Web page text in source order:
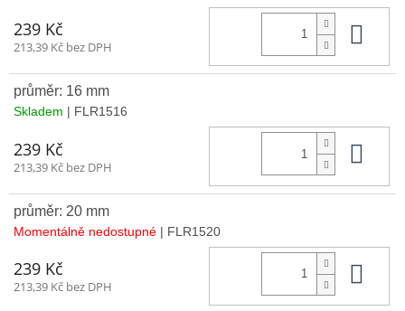
239 Kč
213,39 Kč bez DPH
průměr: 16 mm
Skladem | FLR1516
239 Kč
213,39 Kč bez DPH
průměr: 20 mm
Momentálně nedostupné | FLR1520
239 Kč
213,39 Kč bez DPH